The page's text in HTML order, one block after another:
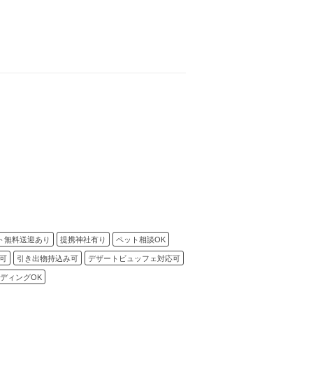
無料送迎あり 提携神社有り ペット相談OK
引き出物持込み可 デザートビュッフェ対応可
ィングOK